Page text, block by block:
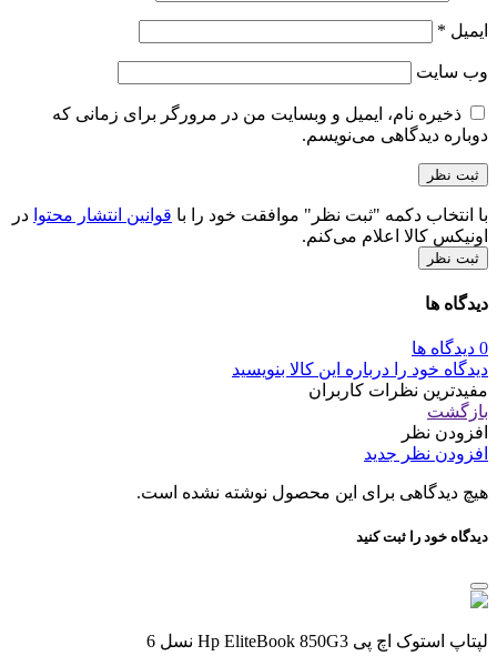
ایمیل *
وب‌ سایت
ذخیره نام، ایمیل و وبسایت من در مرورگر برای زمانی که
دوباره دیدگاهی می‌نویسم.
با انتخاب دکمه "ثبت نظر" موافقت خود را با قوانین انتشار محتوا در
اونیکس کالا اعلام می‌کنم.
ثبت نظر
دیدگاه ها
0 دیدگاه ها
دیدگاه خود را درباره این کالا بنویسید
مفیدترین نظرات کاربران
بازگشت
افزودن نظر
افزودن نظر جدید
هیچ دیدگاهی برای این محصول نوشته نشده است.
دیدگاه خود را ثبت کنید
لپتاپ استوک اچ پی Hp EliteBook 850G3 نسل 6